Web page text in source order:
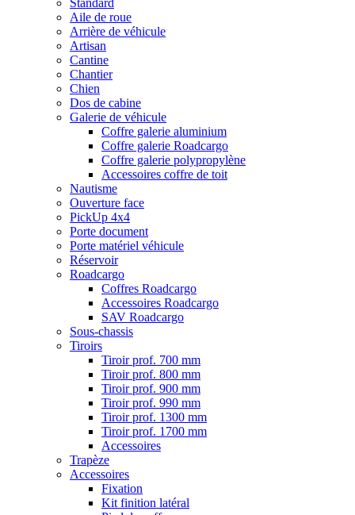
Standard
Aile de roue
Arrière de véhicule
Artisan
Cantine
Chantier
Chien
Dos de cabine
Galerie de véhicule
Coffre galerie aluminium
Coffre galerie Roadcargo
Coffre galerie polypropylène
Accessoires coffre de toit
Nautisme
Ouverture face
PickUp 4x4
Porte document
Porte matériel véhicule
Réservoir
Roadcargo
Coffres Roadcargo
Accessoires Roadcargo
SAV Roadcargo
Sous-chassis
Tiroirs
Tiroir prof. 700 mm
Tiroir prof. 800 mm
Tiroir prof. 900 mm
Tiroir prof. 990 mm
Tiroir prof. 1300 mm
Tiroir prof. 1700 mm
Accessoires
Trapèze
Accessoires
Fixation
Kit finition latéral